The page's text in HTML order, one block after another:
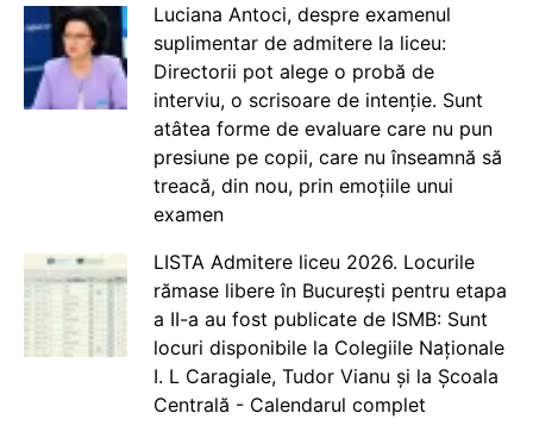
Luciana Antoci, despre examenul
suplimentar de admitere la liceu:
Directorii pot alege o probă de
interviu, o scrisoare de intenție. Sunt
atâtea forme de evaluare care nu pun
presiune pe copii, care nu înseamnă să
treacă, din nou, prin emoțiile unui
examen
LISTA Admitere liceu 2026. Locurile
rămase libere în București pentru etapa
a II-a au fost publicate de ISMB: Sunt
locuri disponibile la Colegiile Naționale
I. L Caragiale, Tudor Vianu și la Școala
Centrală - Calendarul complet